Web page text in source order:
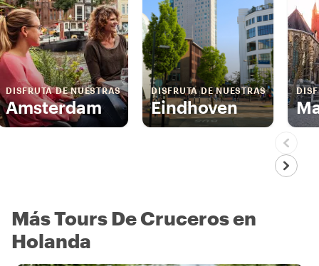
DISFRUTA DE NUESTRAS
Amsterdam
DISFRUTA DE NUESTRAS
Eindhoven
Más Tours De Cruceros en
Holanda